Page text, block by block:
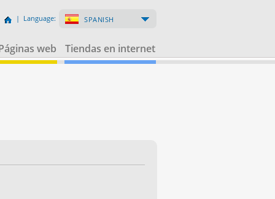
| Language: SPANISH
web Tiendas en internet